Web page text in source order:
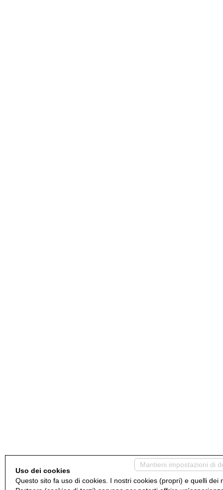
Mantieni impostazioni di
Uso dei cookies
Questo sito fa uso di cookies. I nostri cookies (propri) e quelli dei